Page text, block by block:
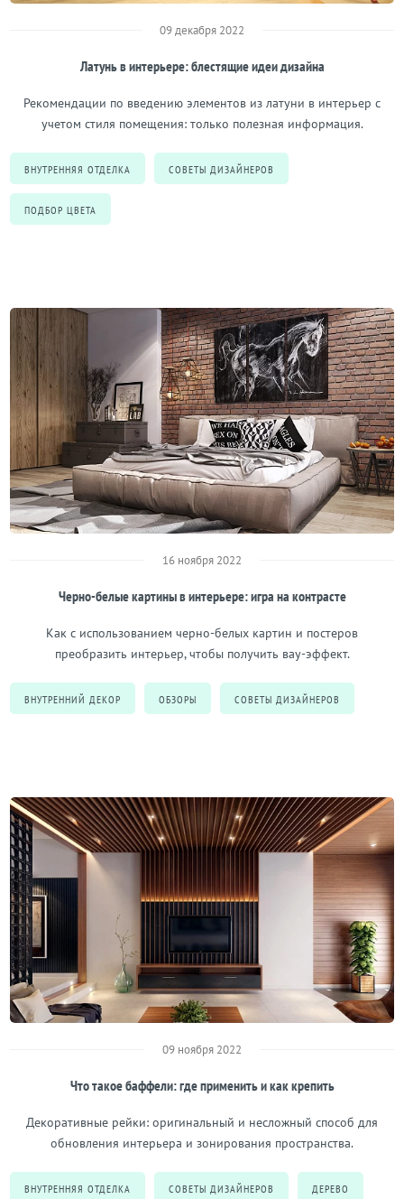
09 декабря 2022
Латунь в интерьере: блестящие идеи дизайна
Рекомендации по введению элементов из латуни в интерьер с
учетом стиля помещения: только полезная информация.
ВНУТРЕННЯЯ ОТДЕЛКА СОВЕТЫ ДИЗАЙНЕРОВ
ПОДБОР ЦВЕТА
16 ноября 2022
Черно-белые картины в интерьере: игра на контрасте
Как с использованием черно-белых картин и постеров
преобразить интерьер, чтобы получить вау-эффект.
ВНУТРЕННИЙ ДЕКОР ОБЗОРЫ СОВЕТЫ ДИЗАЙНЕРОВ
09 ноября 2022
Что такое баффели: где применить и как крепить
Декоративные рейки: оригинальный и несложный способ для
обновления интерьера и зонирования пространства.
ВНУТРЕННЯЯ ОТДЕЛКА СОВЕТЫ ДИЗАЙНЕРОВ ДЕРЕВО